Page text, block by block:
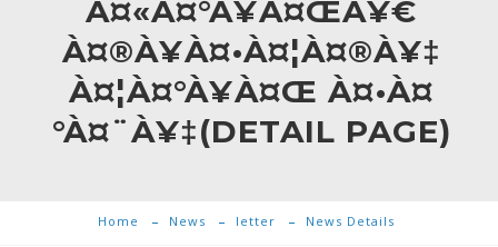
À¤«À¤°À¥À¤ŒÀ¥€
À¤®À¥À¤•À¤¦À¤®À¥‡
À¤¦À¤°À¥À¤Œ À¤•À¤
°À¤¨À¥‡(DETAIL PAGE)
Home News letter News Details